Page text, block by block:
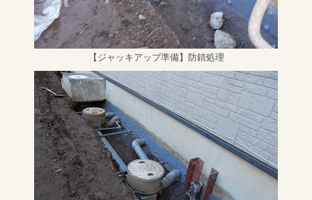
【ジャッキアップ準備】防錆処理